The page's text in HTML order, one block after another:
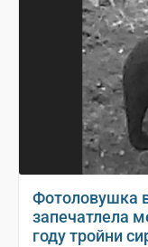
Фотоловушка
запечатлела
году тройни